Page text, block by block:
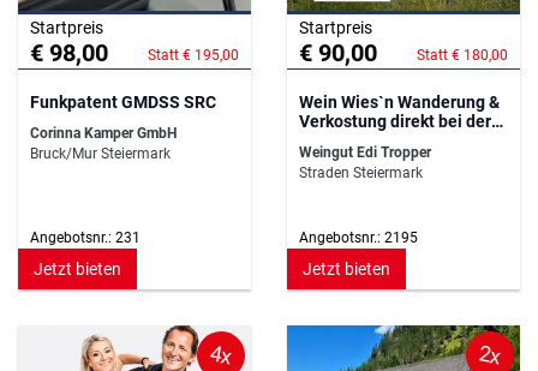
Startpreis
€ 98,00 Statt € 195,00
Funkpatent GMDSS SRC
Corinna Kamper GmbH
Bruck/Mur Steiermark
Angebotsnr.: 231
Jetzt bieten
Startpreis
€ 90,00 Statt € 180,00
Wein Wies`n Wanderung &
Verkostung direkt bei der
Rebe
Weingut Edi Tropper
Straden Steiermark
Angebotsnr.: 2195
Jetzt bieten
4x 2x